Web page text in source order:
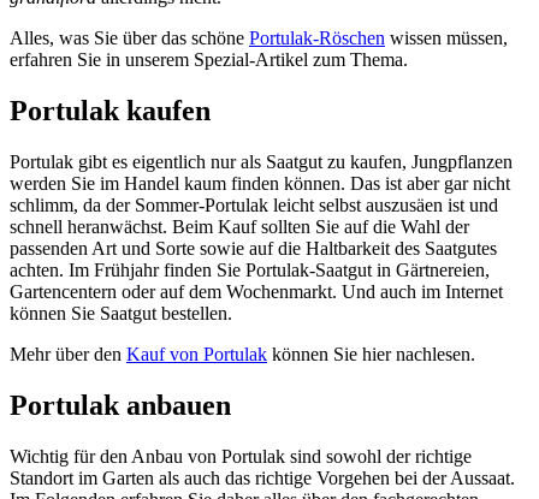
Alles, was Sie über das schöne Portulak-Röschen wissen müssen,
erfahren Sie in unserem Spezial-Artikel zum Thema.
Portulak kaufen
Portulak gibt es eigentlich nur als Saatgut zu kaufen, Jungpflanzen
werden Sie im Handel kaum finden können. Das ist aber gar nicht
schlimm, da der Sommer-Portulak leicht selbst auszusäen ist und
schnell heranwächst. Beim Kauf sollten Sie auf die Wahl der
passenden Art und Sorte sowie auf die Haltbarkeit des Saatgutes
achten. Im Frühjahr finden Sie Portulak-Saatgut in Gärtnereien,
Gartencentern oder auf dem Wochenmarkt. Und auch im Internet
können Sie Saatgut bestellen.
Mehr über den Kauf von Portulak können Sie hier nachlesen.
Portulak anbauen
Wichtig für den Anbau von Portulak sind sowohl der richtige
Standort im Garten als auch das richtige Vorgehen bei der Aussaat.